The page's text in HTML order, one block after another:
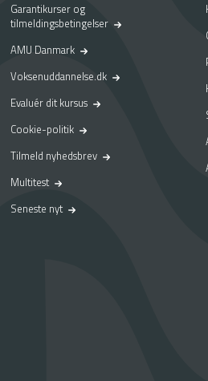
Garantikurser og
tilmeldingsbetingelser
AMU Danmark
Voksenuddannelse.dk
Evaluér dit kursus
Cookie-politik
Tilmeld nyhedsbrev
Multitest
Seneste nyt